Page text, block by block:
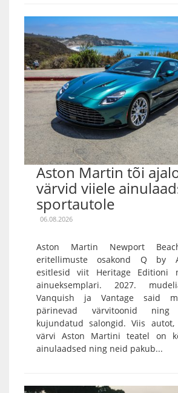
Aston Martin tõi
värvid viiele
sportautole
06.08.2026
Aston Martin Newport
eritellimuste osakond Q by
esitlesid viit Heritage Editioni
ainueksemplari. 2027.
Vanquish ja Vantage said
pärinevad värvitoonid ning
kujundatud salongid. Viis
värvi Aston Martini teatel on
ainulaadsed ning neid pakub...